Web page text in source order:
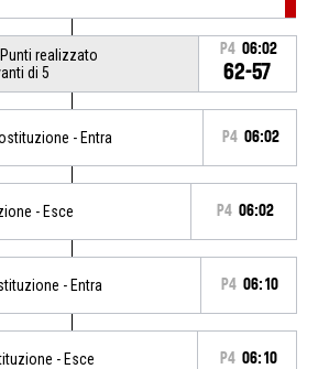
realizzato
di 5
P4 06:02
62-57
- Entra P4 06:02
- Esce P4 06:02
- Entra P4 06:10
- Esce P4 06:10